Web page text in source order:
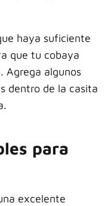
haya suficiente
que tu cobaya
Agrega algunos
dentro de la casita
para
excelente